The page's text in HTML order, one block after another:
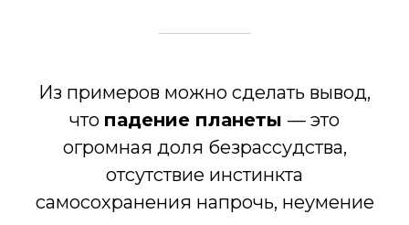
Из примеров можно сделать вывод,
что падение планеты — это
огромная доля безрассудства,
отсутствие инстинкта
самосохранения напрочь, неумение